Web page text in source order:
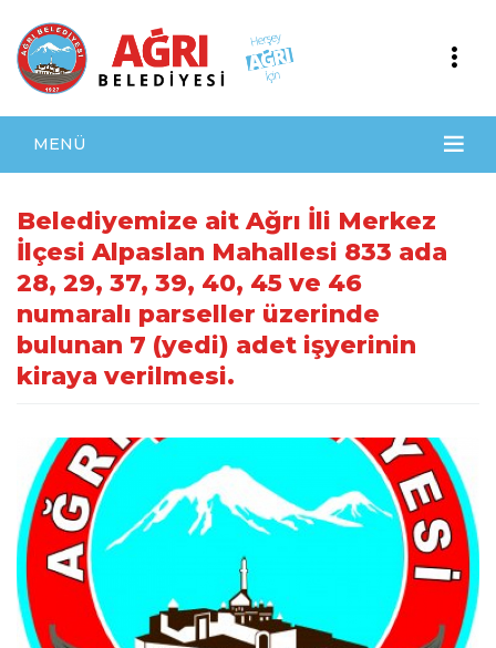
MENÜ
Belediyemize ait Ağrı İli Merkez
İlçesi Alpaslan Mahallesi 833 ada
28, 29, 37, 39, 40, 45 ve 46
numaralı parseller üzerinde
bulunan 7 (yedi) adet işyerinin
kiraya verilmesi.